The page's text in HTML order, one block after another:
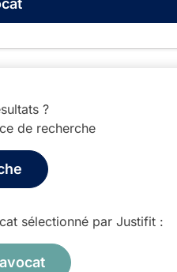
?
de recherche
sélectionné par Justifit :